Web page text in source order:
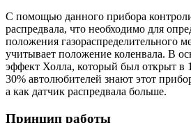
С помощью данного прибора
распредвала, что необходимо для
положения газораспределительного
учитывает положение коленвала. В
эффект Холла, который был открыт в
30% автолюбителей знают этот
а как датчик распредвала больше.
Принцип работы